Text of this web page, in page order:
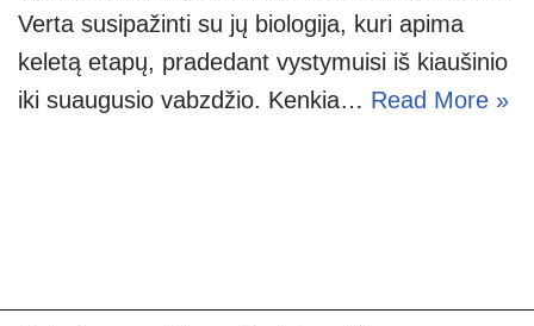
Verta susipažinti su jų biologija, kuri apima
keletą etapų, pradedant vystymuisi iš kiaušinio
iki suaugusio vabzdžio. Kenkia… Read More »